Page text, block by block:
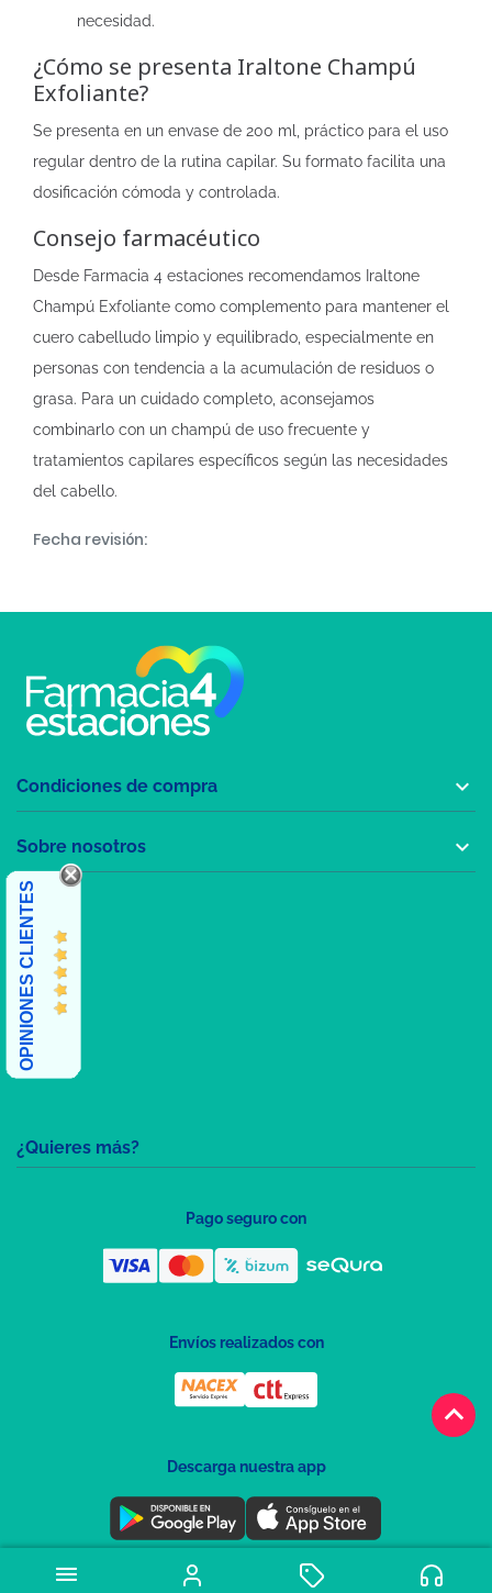
necesidad.
¿Cómo se presenta Iraltone Champú
Exfoliante?
Se presenta en un envase de 200 ml, práctico para el uso
regular dentro de la rutina capilar. Su formato facilita una
dosificación cómoda y controlada.
Consejo farmacéutico
Desde Farmacia 4 estaciones recomendamos Iraltone
Champú Exfoliante como complemento para mantener el
cuero cabelludo limpio y equilibrado, especialmente en
personas con tendencia a la acumulación de residuos o
grasa. Para un cuidado completo, aconsejamos
combinarlo con un champú de uso frecuente y
tratamientos capilares específicos según las necesidades
del cabello.
Fecha revisión:
keyboard_arrow_up
¿Quieres más?
Condiciones de compra 
Sobre nosotros 
OPINIONES CLIENTES
Pago seguro con
Envíos realizados con
Descarga nuestra app